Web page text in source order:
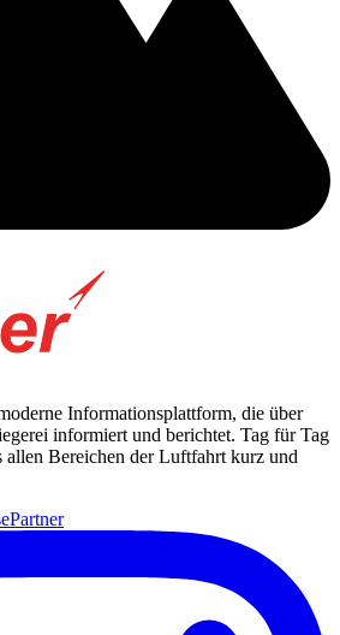
Informationsplattform, die über
informiert und berichtet. Tag für Tag
allen Bereichen der Luftfahrt kurz und
Partner